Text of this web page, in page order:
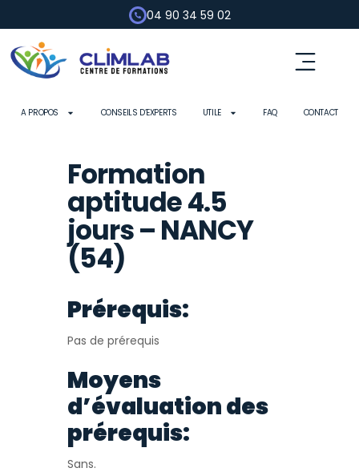
04 90 34 59 02
A PROPOS CONSEILS D’EXPERTS UTILE FAQ CONTACT
Formation
aptitude 4.5
jours – NANCY
(54)
Prérequis:
Pas de prérequis
Moyens
d’évaluation des
prérequis:
Sans.